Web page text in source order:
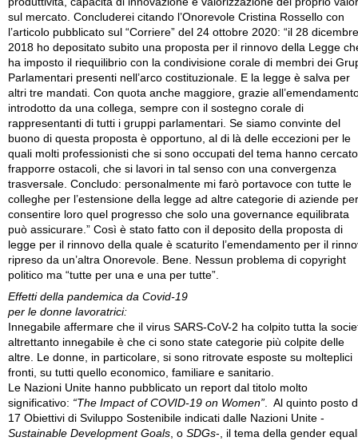
sul mercato. Concluderei citando l’Onorevole Cristina Rossello con
l’articolo pubblicato sul “Corriere” del 24 ottobre 2020: “il 28 dicembre
2018 ho depositato subito una proposta per il rinnovo della Legge
ha imposto il riequilibrio con la condivisione corale di membri dei
Parlamentari presenti nell’arco costituzionale. E la legge è salva per
altri tre mandati. Con quota anche maggiore, grazie
introdotto da una collega, sempre con il sostegno corale di
rappresentanti di tutti i gruppi parlamentari. Se siamo convinte del
buono di questa proposta è opportuno, al di là delle eccezioni per le
quali molti professionisti che si sono occupati del tema hanno
frapporre ostacoli, che si lavori in tal senso con una convergenza
trasversale. Concludo: personalmente mi farò portavoce con tutte le
colleghe per l’estensione della legge ad altre categorie di aziende per
consentire loro quel progresso che solo una governance equilibrata
può assicurare.” Così è stato fatto con il deposito della proposta di
legge per il rinnovo della quale è scaturito l’emendamento per il
ripreso da un’altra Onorevole. Bene. Nessun problema di copyright
politico ma “tutte per una e una per tutte”.
Effetti della pandemica da Covid-19
per le donne lavoratrici:
Innegabile affermare che il virus SARS-CoV-2 ha colpito tutta la
altrettanto innegabile è che ci sono state categorie più colpite delle
altre. Le donne, in particolare, si sono ritrovate esposte su molteplici
fronti, su tutti quello economico, familiare e sanitario.
Le Nazioni Unite hanno pubblicato un report dal titolo molto
significativo: “The Impact of COVID-19 on Women”. Al quinto posto
17 Obiettivi di Sviluppo Sostenibile indicati dalle Nazioni Unite -
Sustainable Development Goals, o SDGs-, il tema della gender